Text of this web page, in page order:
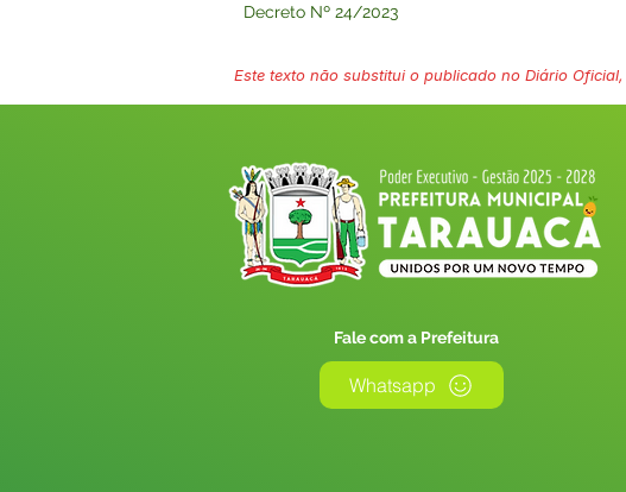
Decreto Nº 24/2023
Este texto não substitui o publicado no Diário
Fale com a Prefeitura
Whatsapp